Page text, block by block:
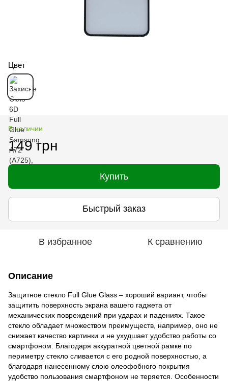
Цвет
В наличии
149 грн
Купить
Быстрый заказ
В избранное К сравнению
Описание
Защитное стекло Full Glue Glass – хороший вариант, чтобы
защитить поверхность экрана вашего гаджета от
механических повреждений при ударах и падениях. Такое
стекло обладает множеством преимуществ, например, оно не
снижает качество картинки и не ухудшает удобство работы со
смартфоном. Благодаря аккуратной цветной рамке по
периметру стекло сливается с его родной поверхностью, а
благодаря нанесенному слою олеофобного покрытия
удобство пользования смартфоном не теряется. Особенности